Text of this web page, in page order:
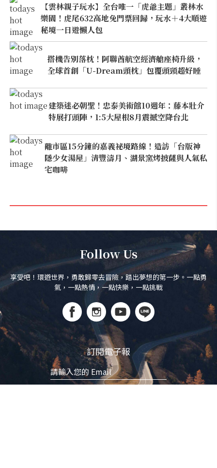
【雲林親子玩水】全台唯一「虎爺主題」叢林水
樂園！虎尾632高地免門票回歸，玩水＋4大順遊
秘境一日遊懶人包
搭機告別落枕！阿聯酋航空經濟艙座椅升級，
全球首創「U-Dream頭枕」包覆頭頸超好睡
建築迷必朝聖！忠泰美術館10週年：藤本壯介
特展打頭陣，1:5大屋根8月震撼空降台北
離市區15分鐘的嘉義祕境路線！造訪「台版神
隱少女湯屋」清豐濤月、湖景窯烤披薩與人氣私
宅咖啡
Follow Us
享受吧！環遊世界，勇敢歸零去冒險，踏出夢想的第一步。一點勇
氣，一點熱情，一點快樂，一點挑戰
訂閱電子報